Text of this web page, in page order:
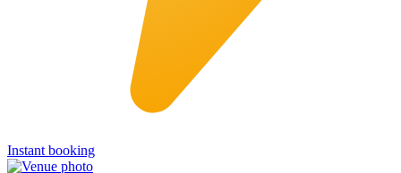
Instant booking